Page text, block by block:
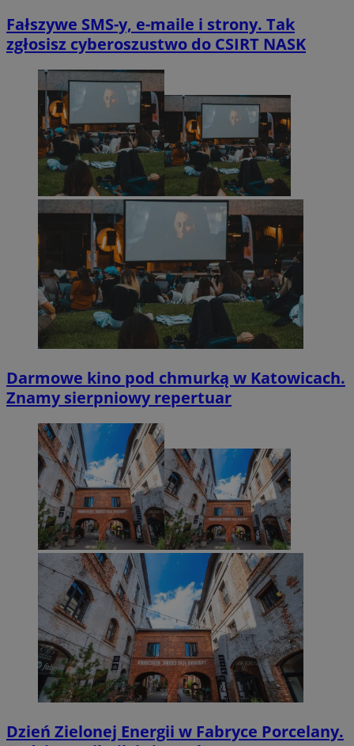
Fałszywe SMS-y, e-maile i strony. Tak
zgłosisz cyberoszustwo do CSIRT NASK
Darmowe kino pod chmurką w Katowicach.
Znamy sierpniowy repertuar
Dzień Zielonej Energii w Fabryce Porcelany.